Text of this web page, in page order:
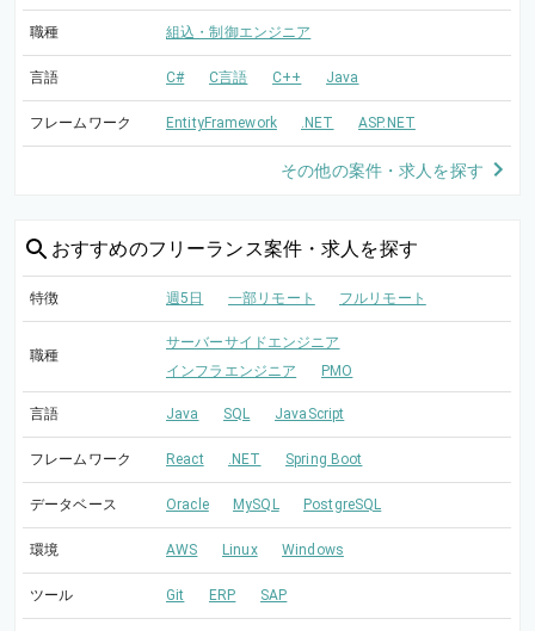
職種 組込・制御エンジニア
言語 C# C言語 C++ Java
フレームワーク EntityFramework .NET ASP.NET
その他の案件・求人を探す
おすすめのフリーランス案件・求人を探す
特徴 週5日 一部リモート フルリモート
職種
サーバーサイドエンジニア
インフラエンジニア
PMO
言語 Java SQL JavaScript
フレームワーク React .NET Spring Boot
データベース Oracle MySQL PostgreSQL
環境 AWS Linux Windows
ツール Git ERP SAP